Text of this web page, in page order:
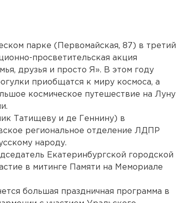
парке (Первомайская, 87) в третий
просветительская акция
друзья и просто Я». В этом году
приобщатся к миру космоса, а
космическое путешествие на Луну
Татищеву и де Геннину) в
региональное отделение ЛДПР
народу.
Екатеринбургской городской
в митинге Памяти на Мемориале
большая праздничная программа в